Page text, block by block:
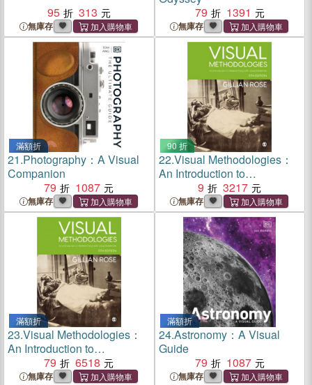
95 313
無庫存
79
1391
無庫存
滿額折
21.Photography：A Visual
Companion
79
1087
無庫存
90 折
22.Visual Methodologies：
An Introduction to
Researching with Visual
Materials
9 3217
無庫存
滿額折
23.Visual Methodologies：
An Introduction to
Researching with Visual
Materials
79 6518
無庫存
滿額折
24.Astronomy：A Visual
Guide
79
1087
無庫存